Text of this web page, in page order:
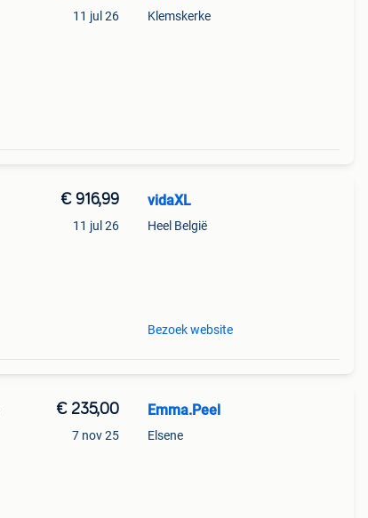
11 jul 26 Klemskerke
€ 916,99
11 jul 26
vidaXL
Heel België
Bezoek website
€ 235,00
7 nov 25
Emma.Peel
Elsene